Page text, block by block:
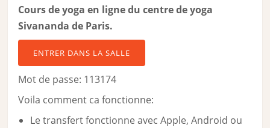
Cours de yoga en ligne du centre de yoga
Sivananda de Paris.
ENTRER DANS LA SALLE
Mot de passe: 113174
Voila comment ca fonctionne:
Le transfert fonctionne avec Apple, Android ou